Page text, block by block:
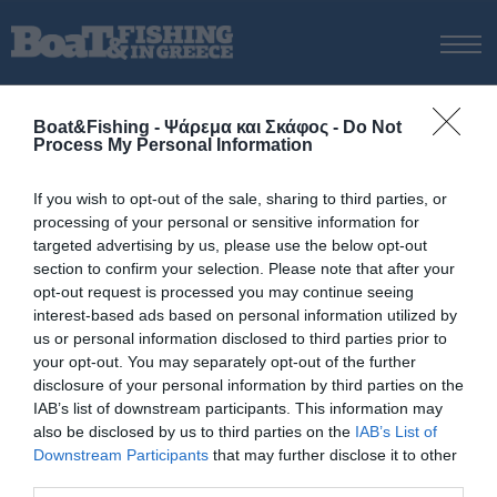
Boat&Fishing - Ψάρεμα και Σκάφος - Do Not
Process My Personal Information
If you wish to opt-out of the sale, sharing to third parties, or
processing of your personal or sensitive information for
targeted advertising by us, please use the below opt-out
section to confirm your selection. Please note that after your
opt-out request is processed you may continue seeing
interest-based ads based on personal information utilized by
us or personal information disclosed to third parties prior to
your opt-out. You may separately opt-out of the further
disclosure of your personal information by third parties on the
IAB’s list of downstream participants. This information may
also be disclosed by us to third parties on the IAB’s List of
Downstream Participants that may further disclose it to other
ΝΕΑ
ΨΑΡΕΜΑ ΑΠΟ ΑΚΤΗ
ΨΑΡΕΜΑ ΑΠΟ ΣΚΑΦΟΣ
ΨΑΡΟΤΟΥΦΕΚΟ
ΣΚΑΦΟΣ
VIDEO
ΕΞΟΠΛΙΣΜΟΣ
ΘΕΣΣΑΛΟΝΙΚΗ BOAT & FISHING SHOW 2025
BOAT & FISHING SHOW 2025
Tag:Μόλυβδος